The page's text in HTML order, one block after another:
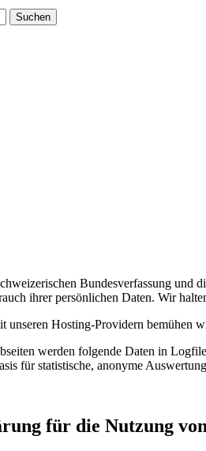
Bundesverfassung und
ihrer persönlichen Daten. Wir
unseren Hosting-Providern bemühen
werden folgende Daten in
für statistische, anonyme
für die Nutzung